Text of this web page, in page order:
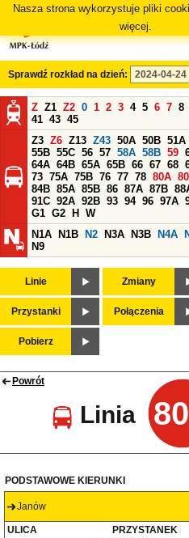
Nasza strona wykorzystuje pliki
więcej.
Sprawdź rozkład na dzień:
Z Z1 Z2 0 1 2 3 4 5 6 7 8
41 43 45
Z3 Z6 Z13 Z43 50A 50B 51A
55B 55C 56 57 58A 58B 59
64A 64B 65A 65B 66 67 68
73 75A 75B 76 77 78 80A
84B 85A 85B 86 87A 87B
91C 92A 92B 93 94 96 97A
G1 G2 H
W
N1A
N1B N2 N3A N3B N4A
N9
Linie Zmiany
Przystanki Połączenia
Pobierz
Powrót
Linia
PODSTAWOWE KIERUNKI
Janów
ULICA PRZYSTANEK